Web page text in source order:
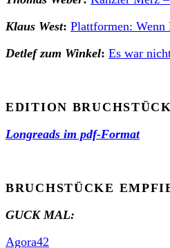
Klaus West: Plattformen: Wenn
Detlef zum Winkel: Es war
EDITION
Longreads im pdf-Format
BRUCHSTÜCKE
GUCK MAL:
Agora42